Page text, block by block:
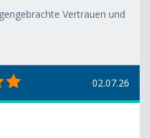
Vertrauen und
02.07.26